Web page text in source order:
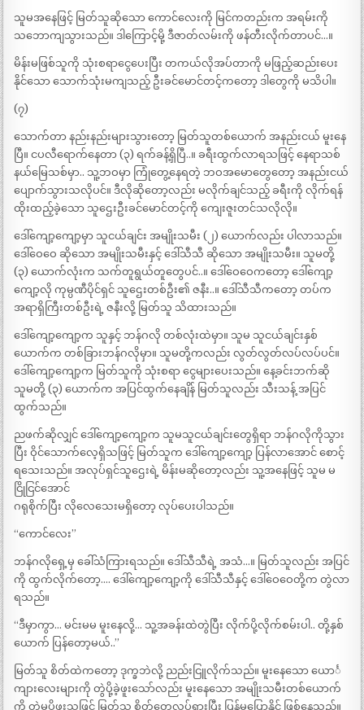
သူမအနေဖြင့် မြတ်သူဆိုသော ကောင်လေးကို မြင်ကတည်းက အရမ်းကို
သဘောကျသွားသည်။ ဒါကြောင့်မို့ ဒီဇာတ်လမ်းကို ဖန်တီးလိုက်တာပင်…။
မိန်းမဖြစ်သူကို သုံးစရာငွေပေးပြီး တကယ်လိုအပ်တာကို မဖြည့်ဆည်းပေး
နိုင်သော သောက်သုံးမကျသည့် ဦးခင်မောင်တင့်ကတော့ ဒါတွေကို မသိပါ။
(၇)
သောက်တာ နည်းနည်းများသွားတော့ မြတ်သူတစ်ယောက် အနည်းငယ် မူးနေ
ပြီ။ ငပလီရောက်နေတာ (၃) ရက်ခန့်ရှိပြီ..။ ခရီးထွက်လာရသဖြင့် နေရာသစ်
နယ်မြေသစ်မှာ.. သူ့ဘဝမှာ ကြုံတွေ့နေရတဲ့ ဘဝအမောတွေတော့ အနည်းငယ်
ပျောက်သွားသလိုပင်။ ဒီလိုဆိုတော့လည်း မလိုက်ချင်သည့် ခရီးကို လိုက်ရန်
ထိုးထည့်ခဲ့သော သူဌေးဦးခင်မောင်တင့်ကို ကျေးဇူးတင်သလိုလို။
ဒေါ်ကျော့ကျော့မှာ သူငယ်ချင်း အမျိုးသမီး (၂) ယောက်လည်း ပါလာသည်။
ဒေါ်ဝေဝေ ဆိုသော အမျိုးသမီးနှင့် ဒေါ်သီသီ ဆိုသော အမျိုးသမီး။ သူမတို့
(၃) ယောက်လုံးက သက်တူရွယ်တူတွေပင်..။ ဒေါ်ဝေဝေကတော့ ဒေါ်ကျော့
ကျော့လို ကုမ္ပဏီပိုင်ရှင် သူဌေးတစ်ဦး၏ ဇနီး..။ ဒေါ်သီသီကတော့ တပ်က
အရာရှိကြီးတစ်ဦးရဲ့ ဇနီးလို့ မြတ်သူ သိထားသည်။
ဒေါ်ကျော့ကျော့က သူနှင့် ဘန်ဂလို တစ်လုံးထဲမှာ။ သူမ သူငယ်ချင်းနှစ်
ယောက်က တစ်ခြားဘန်ဂလိုမှာ။ သူမတို့ကလည်း လွတ်လွတ်လပ်လပ်ပင်။
ဒေါ်ကျော့ကျော့က မြတ်သူကို သုံးစရာ ငွေများပေးသည်။ နေ့ခင်းဘက်ဆို
သူမတို့ (၃) ယောက်က အပြင်ထွက်နေချိန် မြတ်သူလည်း သီးသန့် အပြင်
ထွက်သည်။
ညဖက်ဆိုလျှင် ဒေါ်ကျော့ကျော့က သူမသူငယ်ချင်းတွေရှိရာ ဘန်ဂလိုကိုသွား
ပြီး ဝိုင်သောက်လေ့ရှိသဖြင့် မြတ်သူက ဒေါ်ကျော့ကျော့ ပြန်လာအောင် စောင့်
ရသေးသည်။ အလုပ်ရှင်သူဌေးရဲ့ မိန်းမဆိုတော့လည်း သူ့အနေဖြင့် သူမ မ
ငြိုငြင်အောင်
ဂရုစိုက်ပြီး လိုလေသေးမရှိတော့ လုပ်ပေးပါသည်။
“ကောင်လေး”
ဘန်ဂလိုရှေ့မှ ခေါ်သံကြားရသည်။ ဒေါ်သီသီရဲ့ အသံ…။ မြတ်သူလည်း အပြင်
ကို ထွက်လိုက်တော့…. ဒေါ်ကျော့ကျော့ကို ဒေါ်သီသီနှင့် ဒေါ်ဝေဝေတို့က တွဲလာ
ရသည်။
“ဒီမှာကွာ… မင်းမမ မူးနေလို့… သူ့အခန်းထဲတွဲပြီး လိုက်ပို့လိုက်စမ်းပါ.. တို့နှစ်
ယောက် ပြန်တော့မယ်..”
မြတ်သူ စိတ်ထဲကတော့ ဒုက္ခဘဲလို့ ညည်းငြူလိုက်သည်။ မူးနေသော ယောင်္
ကျားလေးများကို တွဲပို့ခဲ့ဖူးသော်လည်း မူးနေသော အမျိုးသမီးတစ်ယောက်
ကို တွဲမပို့ဖူးသဖြင့် မြတ်သူ စိတ်တွေလှုပ်ရှားပြီး ပြန်မပြောနိုင် ဖြစ်နေသည်။